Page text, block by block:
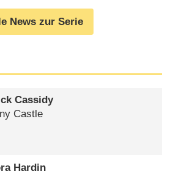
News zur Serie
Cassidy
Castle
Hardin